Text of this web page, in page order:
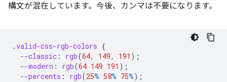
構文が混在しています。今後、カンマは不要になります。
.valid-css-rgb-colors {
--classic : rgb(64, 149, 191 );
--modern : rgb(64 149 191 );
--percents : rgb(25% 58% 75%);